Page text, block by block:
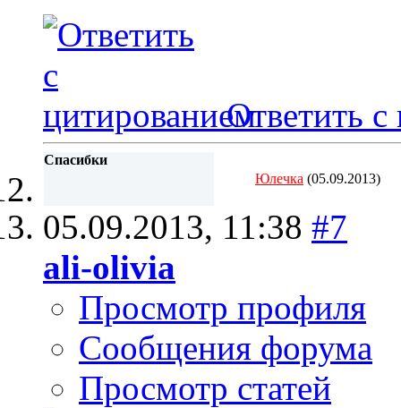
Ответить с
Спасибки
Юлечка (05.09.2013)
05.09.2013, 11:38 #7
ali-olivia
Просмотр профиля
Сообщения форума
Просмотр статей